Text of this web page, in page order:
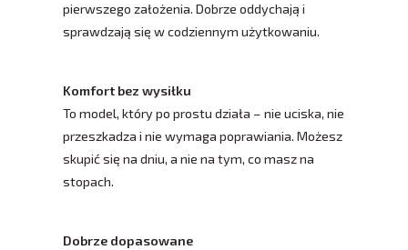
pierwszego założenia. Dobrze oddychają i
sprawdzają się w codziennym użytkowaniu.
Komfort bez wysiłku
To model, który po prostu działa – nie uciska, nie
przeszkadza i nie wymaga poprawiania. Możesz
skupić się na dniu, a nie na tym, co masz na
stopach.
Dobrze dopasowane